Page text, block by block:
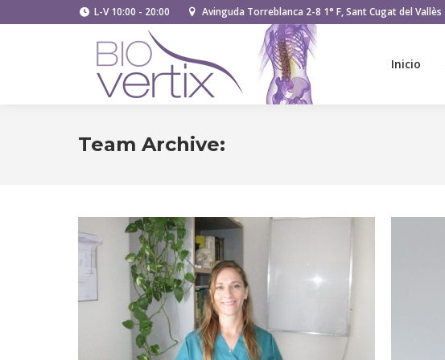
L-V 10:00 - 20:00 Avinguda Torreblanca 2-8 1° F, Sant Cugat del Vallès
Inicio
Team Archive: